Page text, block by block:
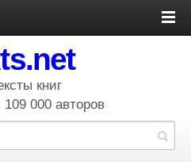
книг
109 000 авторов